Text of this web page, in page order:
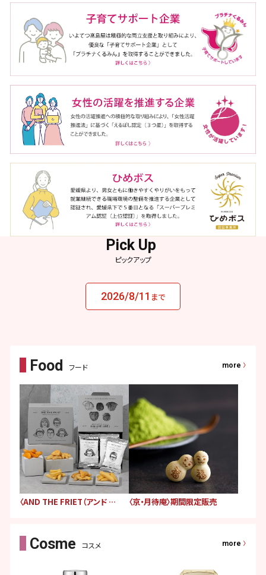
ピックアップ
2026/8/11 まで
フード more
〈AND THE FRIET（アンド ザ フリット）〉期間限定販売 〈京・月待庵〉期間限定販売
コスメ more